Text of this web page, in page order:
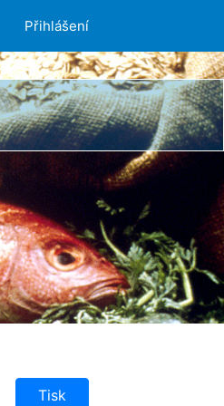
Přihlášení
Tisk